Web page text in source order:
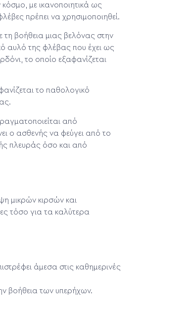
με ικανοποιητικά ως
πρέπει να χρησιμοποιηθεί.
τη βοήθεια μιας βελόνας στην
αυλό της φλέβας που έχει ως
το οποίο εξαφανίζεται
το παθολογικό
από
ο ασθενής να φεύγει από το
πλευράς όσο και από
μικρών κιρσών και
τόσο για τα καλύτερα
άμεσα στις καθημερινές
βοήθεια των υπερήχων.